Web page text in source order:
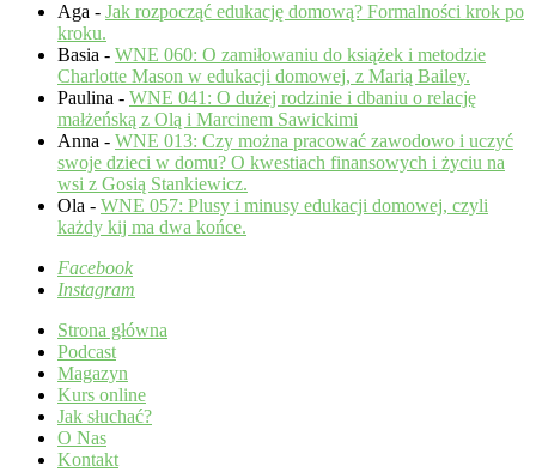
Aga - Jak rozpocząć edukację domową? Formalności krok po
kroku.
Basia - WNE 060: O zamiłowaniu do książek i metodzie
Charlotte Mason w edukacji domowej, z Marią Bailey.
Paulina - WNE 041: O dużej rodzinie i dbaniu o relację
małżeńską z Olą i Marcinem Sawickimi
Anna - WNE 013: Czy można pracować zawodowo i uczyć
swoje dzieci w domu? O kwestiach finansowych i życiu na
wsi z Gosią Stankiewicz.
Ola - WNE 057: Plusy i minusy edukacji domowej, czyli
każdy kij ma dwa końce.
Facebook
Instagram
Strona główna
Podcast
Magazyn
Kurs online
Jak słuchać?
O Nas
Kontakt